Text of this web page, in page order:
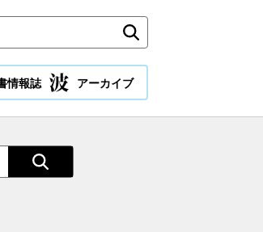
情報誌 アーカイブ